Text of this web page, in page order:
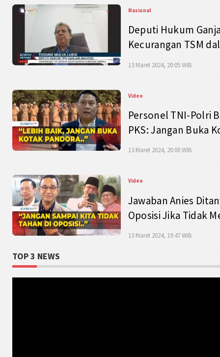
Nasional
Deputi Hukum
Kecurangan TSM
13 Maret 2024, 20:05 WIB
Video
Personel TNI-Polri
PKS: Jangan Buka
13 Maret 2024, 20:00 WIB
Video
Jawaban Anies
Oposisi Jika Tidak
13 Maret 2024, 19:47 WIB
TOP 3 NEWS